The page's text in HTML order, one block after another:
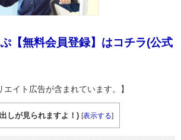
【無料会員登録】はコチラ(公式
エイト広告が含まれています。】
しが見られますよ！) [表示する]